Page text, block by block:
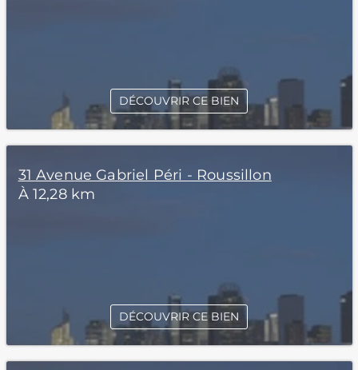
DÉCOUVRIR CE BIEN
31 Avenue Gabriel Péri - Roussillon
À 12,28 km
DÉCOUVRIR CE BIEN